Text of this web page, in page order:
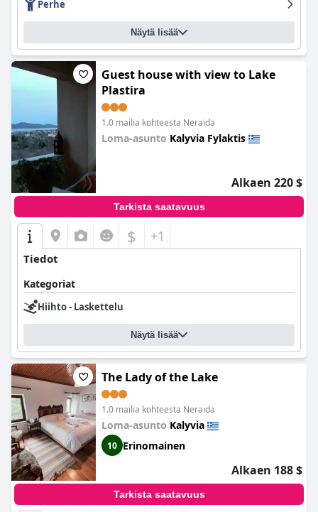
ongelmista epäystävällisen henkilökunnan jäsenen ja
voimakkaan öljyn hajun kanssa yleisissä tiloissa. Sisä- ja
ulkouima-allasvaihtoehdot ovat käytettävissä, vaikka joissakin
arvosteluissa mainitaan ongelmia uima-altaan käytössä.
Kazarma-hotelli on loistava vaihtoehto lapsiperheille, ja sängyt
ovat mukavia ja niissä on ergonomiset patjat, jotka takaavat
hyvät yöunet. Kaiken kaikkiaan Kazarma-hotelli tarjoaa
mukavan ja kauniin oleskelun vierailleen.
Perhe
Näytä lisää
Guest house with view to Lake
Plastira
1.0 mailia kohteesta Neraida
Loma-asunto Kalyvia Fylaktis
Alkaen 220 $
Tarkista saatavuus
$ +1
Tiedot
Kategoriat
Hiihto - Laskettelu
Näytä lisää
The Lady of the Lake
1.0 mailia kohteesta Neraida
Loma-asunto Kalyvia
10 Erinomainen
Alkaen 188 $
Tarkista saatavuus